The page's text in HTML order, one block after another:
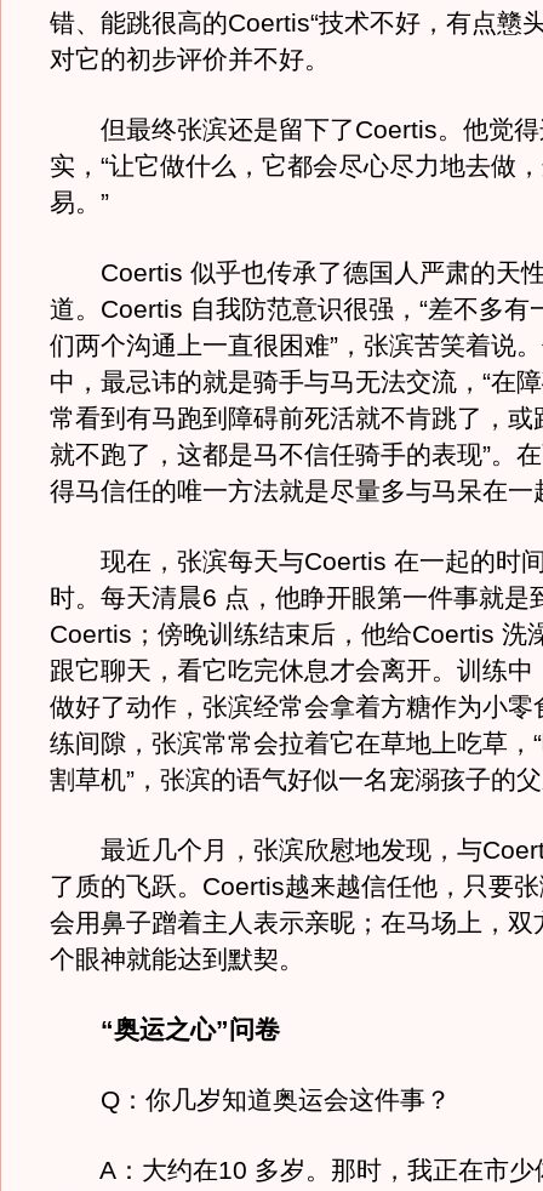
错、能跳很高的Coertis“技术不好，有点戆
对它的初步评价并不好。
但最终张滨还是留下了Coertis。他觉得
实，“让它做什么，它都会尽心尽力地去做
易。”
Coertis 似乎也传承了德国人严肃的天
道。Coertis 自我防范意识很强，“差不多有
们两个沟通上一直很困难”，张滨苦笑着说
中，最忌讳的就是骑手与马无法交流，“在
常看到有马跑到障碍前死活就不肯跳了，或
就不跑了，这都是马不信任骑手的表现”。
得马信任的唯一方法就是尽量多与马呆在一
现在，张滨每天与Coertis 在一起的时
时。每天清晨6 点，他睁开眼第一件事就是
Coertis；傍晚训练结束后，他给Coertis 洗
跟它聊天，看它吃完休息才会离开。训练
做好了动作，张滨经常会拿着方糖作为小零
练间隙，张滨常常会拉着它在草地上吃草，
割草机”，张滨的语气好似一名宠溺孩子的
最近几个月，张滨欣慰地发现，与
了质的飞跃。Coertis越来越信任他，只要
会用鼻子蹭着主人表示亲昵；在马场上，双
个眼神就能达到默契。
“奥运之心”问卷
Q：你几岁知道奥运会这件事？
A：大约在10 多岁。那时，我正在市少